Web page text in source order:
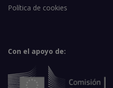
Política de cookies
Con el apoyo de: